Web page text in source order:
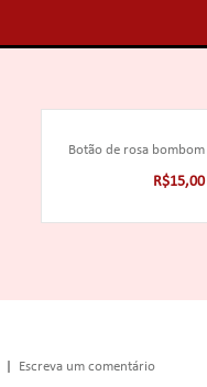
Botão de rosa bombom
R$15,00
Escreva um comentário